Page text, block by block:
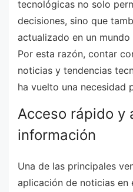
tecnológicas no solo
decisiones, sino que
actualizado en un
Por esta razón, contar
noticias y tendencias
ha vuelto una necesidad
Acceso rápido y
información
Una de las principales
aplicación de noticias en